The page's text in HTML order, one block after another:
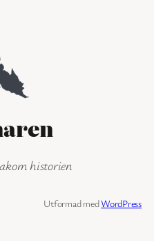
historien
Utformad medWordPress